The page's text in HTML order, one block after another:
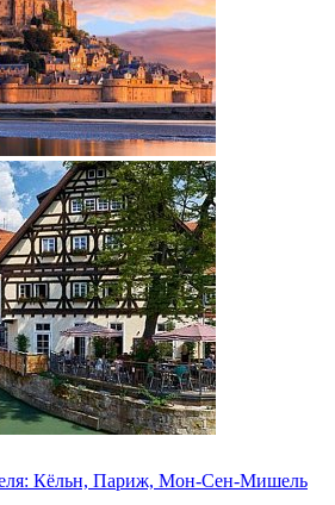
Кёльн, Париж, Мон-Сен-Мишель